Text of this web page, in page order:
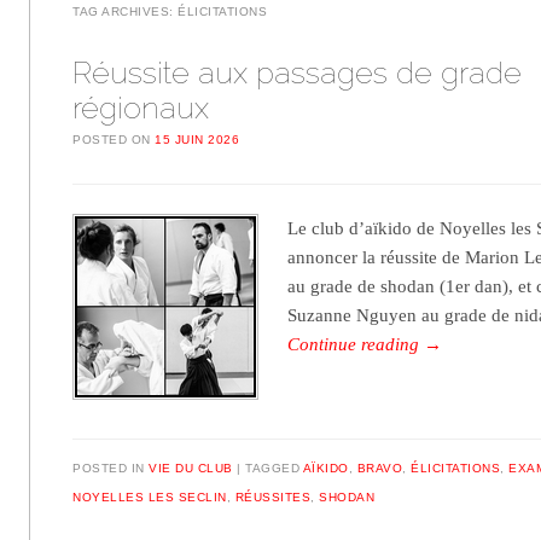
TAG ARCHIVES: ÉLICITATIONS
Réussite aux passages de grade
régionaux
POSTED ON15 JUIN 2026
Le club d’aïkido de Noyelles les
annoncer la réussite de Marion
au grade de shodan (1er dan),
Suzanne Nguyen au grade de
Continue reading →
POSTED INVIE DU CLUB TAGGED AÏKIDO BRAVO ,ÉLICITATIONS ,
NOYELLES LES SECLIN RÉUSSITES ,SHODAN